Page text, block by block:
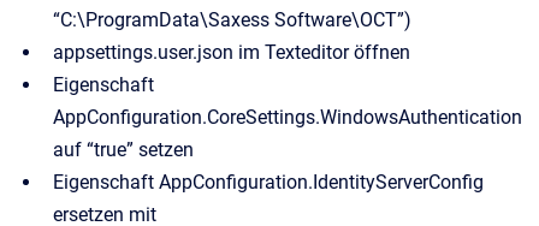
“C:\ProgramData\Saxess Software\OCT”)
appsettings.user.json im Texteditor öffnen
Eigenschaft
AppConfiguration.CoreSettings.WindowsAuthentication
auf “true” setzen
Eigenschaft AppConfiguration.IdentityServerConfig
ersetzen mit